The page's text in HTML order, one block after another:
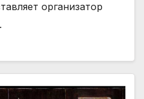
организатор